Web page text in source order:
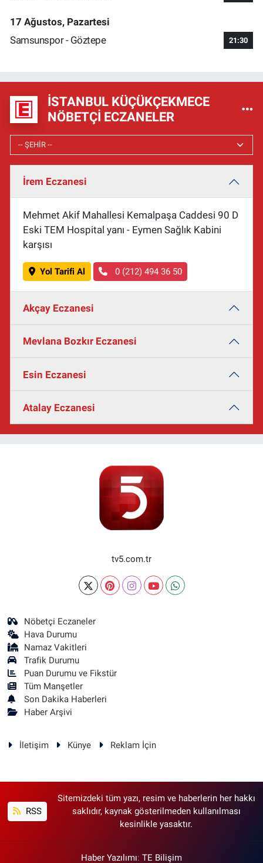
17 Ağustos, Pazartesi
Samsunspor - Göztepe
21:30
İSTANBUL KÜÇÜKÇEKMECE
NÖBETÇI ECZANELER
İrem Eczanesi
Mehmet Akif Mahallesi Kemalpaşa Caddesi 90 D
Eski TEM Hospital yanı - Eymen Sağlık Kabini
karşısı
Yol Tarifi Al 0 (212) 494 36 50
Akçay Eczanesi
Mevlana Bozkır Eczanesi
Esin Eczanesi
Atalay Eczanesi
tv5.com.tr
Nöbetçi Eczaneler
Hava Durumu
Namaz Vakitleri
Trafik Durumu
Puan Durumu ve Fikstür
Tüm Manşetler
Son Dakika Haberleri
Haber Arşivi
İletişim Künye Reklam İçin
RSS
Sitemizdeki tüm yazı, resim ve haberlerin her hakkı
saklıdır, kaynak gösterilmeden kullanılması
kesinlikle yasaktır.
Haber Yazılımı: TE Bilişim